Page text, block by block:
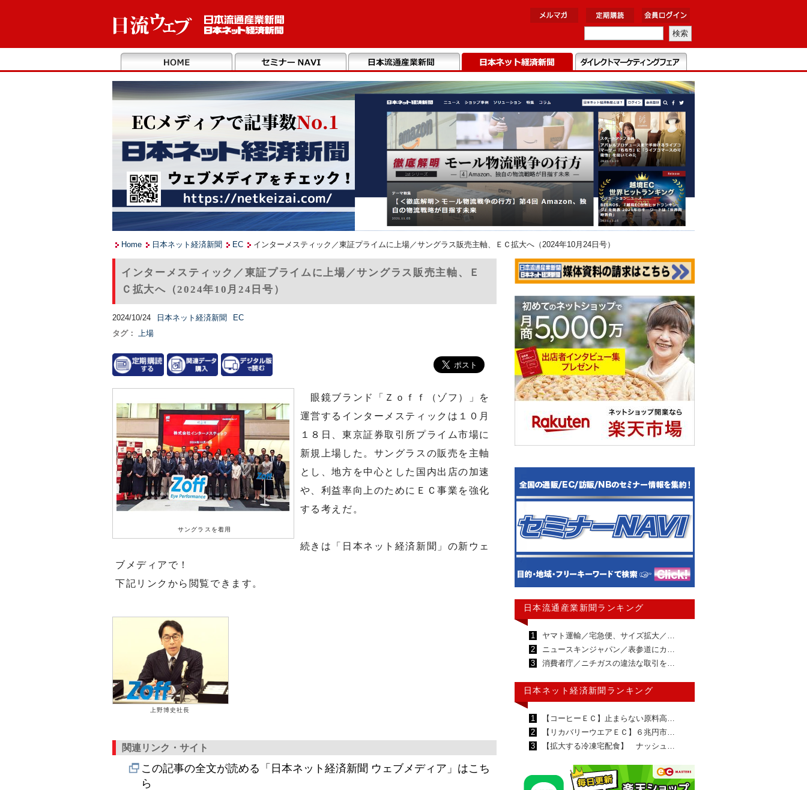
Home 日本ネット経済新聞 EC インターメスティック／東証プライムに上場／サングラス販売主軸、ＥＣ拡大へ（2024年10月24日号）
インターメスティック／東証プライムに上場／サングラス販売主軸、Ｅ
Ｃ拡大へ（2024年10月24日号）
2024/10/24 日本ネット経済新聞
EC
タグ： 上場
サングラスを着用
眼鏡ブランド「Ｚｏｆｆ（ゾフ）」を
運営するインターメスティックは１０月
１８日、東京証券取引所プライム市場に
新規上場した。サングラスの販売を主軸
とし、地方を中心とした国内出店の加速
や、利益率向上のためにＥＣ事業を強化
する考えだ。
続きは「日本ネット経済新聞」の新ウェ
ブメディアで！
下記リンクから閲覧できます。
上野博史社長
関連リンク・サイト
この記事の全文が読める「日本ネット経済新聞 ウェブメディア」はこち
ら
日本流通産業新聞ランキング
1
ヤマト運輸／宅急便、サイズ拡大／…
2
ニュースキンジャパン／表参道にカ…
3
消費者庁／ニチガスの違法な取引を…
日本ネット経済新聞ランキング
1
【コーヒーＥＣ】止まらない原料高…
2
【リカバリーウエアＥＣ】６兆円市…
3
【拡大する冷凍宅配食】 ナッシュ…